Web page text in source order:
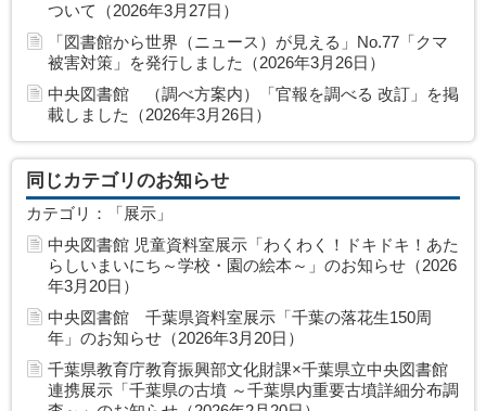
ついて（2026年3月27日）
「図書館から世界（ニュース）が見える」No.77「クマ
被害対策」を発行しました（2026年3月26日）
中央図書館 （調べ方案内）「官報を調べる 改訂」を掲
載しました（2026年3月26日）
同じカテゴリのお知らせ
カテゴリ：「展示」
中央図書館 児童資料室展示「わくわく！ドキドキ！あた
らしいまいにち～学校・園の絵本～」のお知らせ（2026
年3月20日）
中央図書館 千葉県資料室展示「千葉の落花生150周
年」のお知らせ（2026年3月20日）
千葉県教育庁教育振興部文化財課×千葉県立中央図書館
連携展示「千葉県の古墳 ～千葉県内重要古墳詳細分布調